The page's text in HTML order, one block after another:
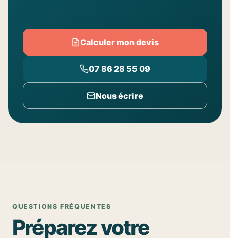
Calculer mon devis
07 86 28 55 09
Nous écrire
QUESTIONS FRÉQUENTES
Préparez votre